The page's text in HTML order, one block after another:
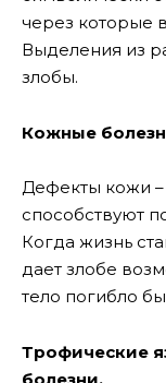
через которые
Выделения из
злобы.
Кожные
Дефекты кожи –
способствуют
Когда жизнь
дает злобе
тело погибло
Трофические